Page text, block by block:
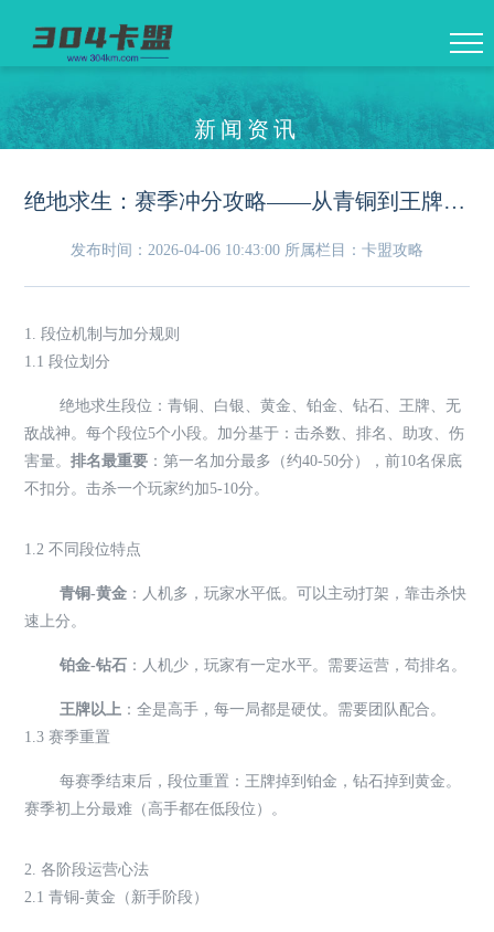
新闻资讯
绝地求生：赛季冲分攻略——从青铜到王牌的各阶段运营心法
发布时间：2026-04-06 10:43:00 所属栏目：卡盟攻略
1. 段位机制与加分规则
1.1 段位划分
绝地求生段位：青铜、白银、黄金、铂金、钻石、王牌、无
敌战神。每个段位5个小段。加分基于：击杀数、排名、助攻、伤
害量。排名最重要 ：第一名加分最多（约40-50分），前10名保底
不扣分。击杀一个玩家约加5-10分。
1.2 不同段位特点
青铜-黄金 ：人机多，玩家水平低。可以主动打架，靠击杀快
速上分。
铂金-钻石 ：人机少，玩家有一定水平。需要运营，苟排名。
王牌以上 ：全是高手，每一局都是硬仗。需要团队配合。
1.3 赛季重置
每赛季结束后，段位重置：王牌掉到铂金，钻石掉到黄金。
赛季初上分最难（高手都在低段位）。
2. 各阶段运营心法
2.1 青铜-黄金（新手阶段）